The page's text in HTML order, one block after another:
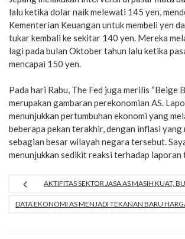
lalu ketika dolar naik melewati 145 yen,
Kementerian Keuangan untuk membeli yen
tukar kembali ke sekitar 140 yen. Mereka
lagi pada bulan Oktober tahun lalu ketika
mencapai 150 yen.
Pada hari Rabu, The Fed juga merilis “Beige
merupakan gambaran perekonomian AS.
menunjukkan pertumbuhan ekonomi yang
beberapa pekan terakhir, dengan inflasi yang
sebagian besar wilayah negara tersebut.
menunjukkan sedikit reaksi terhadap laporan
AKTIFITAS SEKTOR JASA AS MASIH KUAT,
DATA EKONOMI AS MENJADI TEKANAN BARU